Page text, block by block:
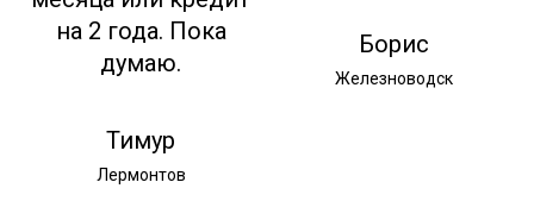
на 2 года. Пока
думаю.
Тимур
Лермонтов
Борис
Железноводск